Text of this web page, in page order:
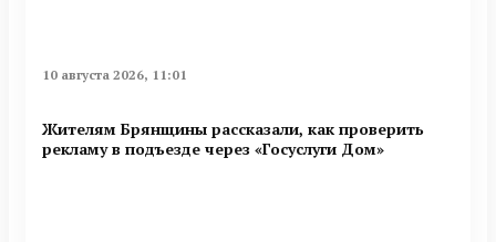
10 августа 2026, 11:01
Жителям Брянщины рассказали, как проверить
рекламу в подъезде через «Госуслуги Дом»